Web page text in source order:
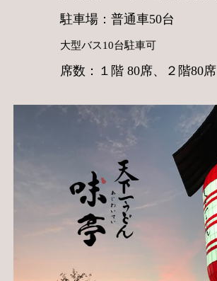
駐車場：普通車50台
大型バス10台駐車可
席数：１階 80席、２階80席